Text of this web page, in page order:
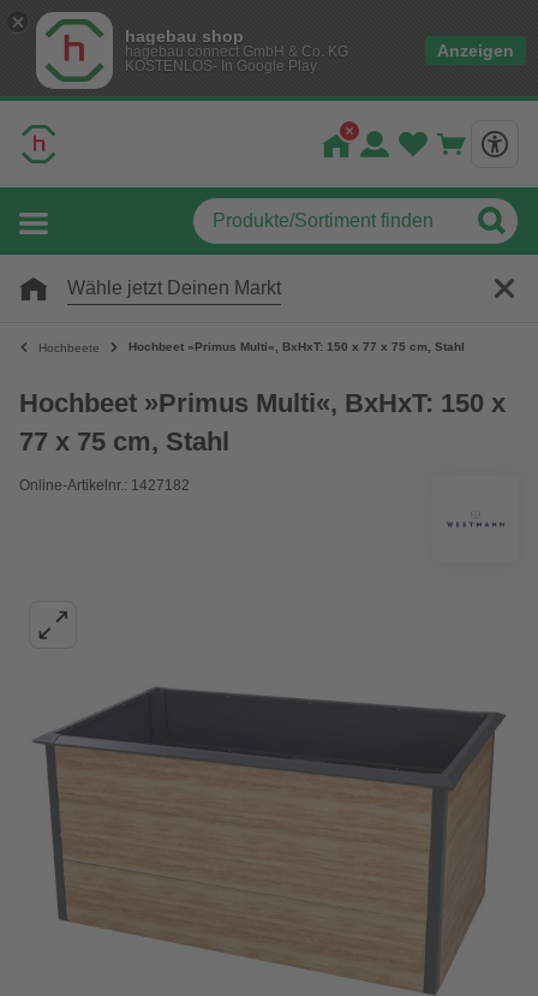
hagebau shop
hagebau connect GmbH & Co. KG
KOSTENLOS- In Google Play
Anzeigen
Wähle jetzt Deinen Markt
Hochbeete Hochbeet »Primus Multi«, BxHxT: 150 x 77 x 75 cm, Stahl
Hochbeet »Primus Multi«, BxHxT: 150 x
77 x 75 cm, Stahl
Online-Artikelnr.: 1427182